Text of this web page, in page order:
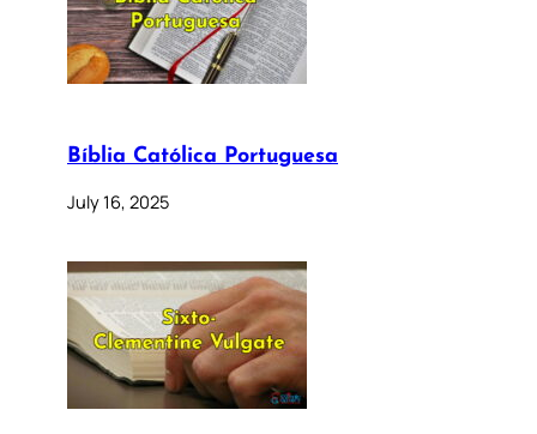
Bíblia Católica Portuguesa
July 16, 2025